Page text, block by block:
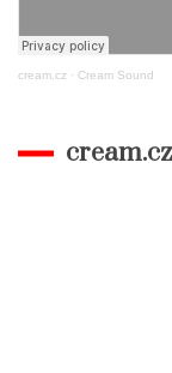
cream.cz · Cream Sound